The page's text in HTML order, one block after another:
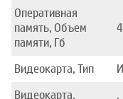
Оперативная
память, Объем
памяти, Гб
4
Видеокарта, Тип
Видеокарта,